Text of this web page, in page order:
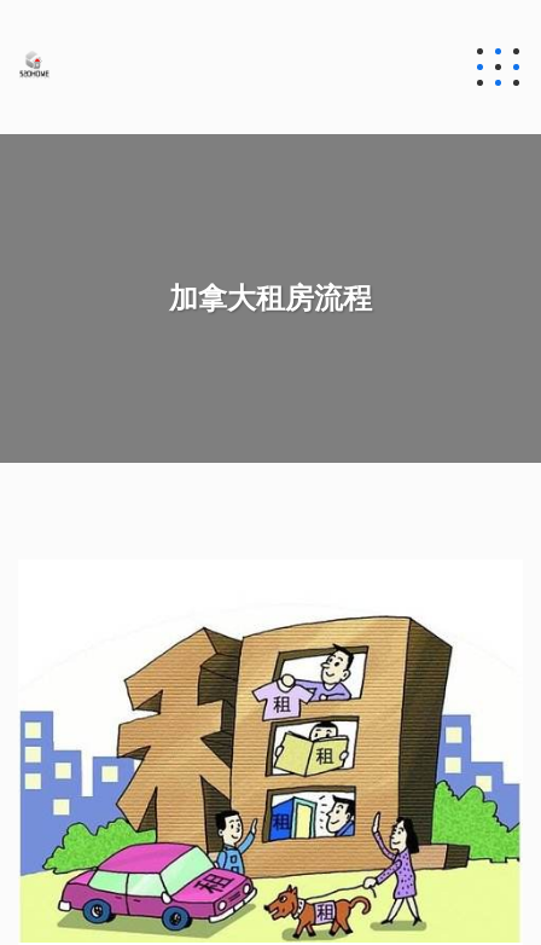
加拿大租房流程